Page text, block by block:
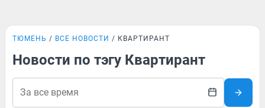
ТЮМЕНЬ ВСЕ НОВОСТИ КВАРТИРАНТ
Новости по тэгу Квартирант